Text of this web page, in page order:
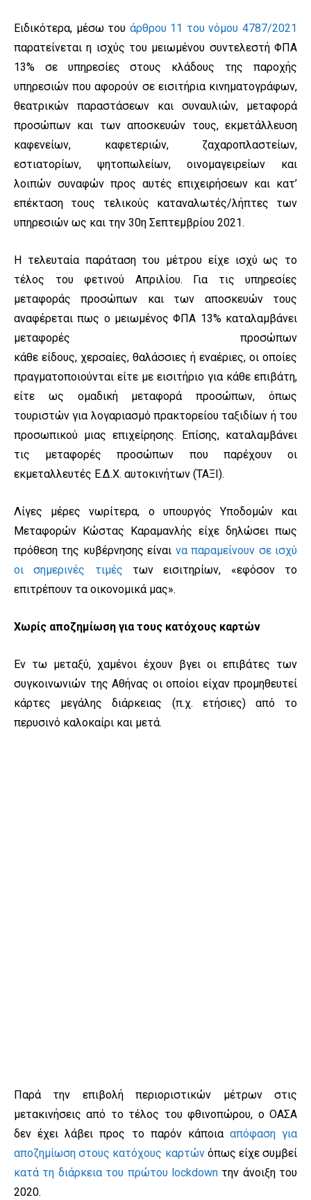
Ειδικότερα, μέσω του άρθρου 11 του νόμου 4787/2021
παρατείνεται η ισχύς του μειωμένου συντελεστή ΦΠΑ
13% σε υπηρεσίες στους κλάδους της παροχής
υπηρεσιών που αφορούν σε εισιτήρια κινηματογράφων,
θεατρικών παραστάσεων και συναυλιών, μεταφορά
προσώπων και των αποσκευών τους, εκμετάλλευση
καφενείων, καφετεριών, ζαχαροπλαστείων,
εστιατορίων, ψητοπωλείων, οινομαγειρείων και
λοιπών συναφών προς αυτές επιχειρήσεων και κατ’
επέκταση τους τελικούς καταναλωτές/λήπτες των
υπηρεσιών ως και την 30η Σεπτεμβρίου 2021.
Η τελευταία παράταση του μέτρου είχε ισχύ ως το
τέλος του φετινού Απριλίου. Για τις υπηρεσίες
μεταφοράς προσώπων και των αποσκευών τους
αναφέρεται πως ο μειωμένος ΦΠΑ 13% καταλαμβάνει
μεταφορές προσώπων
κάθε είδους, χερσαίες, θαλάσσιες ή εναέριες, οι οποίες
πραγματοποιούνται είτε με εισιτήριο για κάθε επιβάτη,
είτε ως ομαδική μεταφορά προσώπων, όπως
τουριστών για λογαριασμό πρακτορείου ταξιδίων ή του
προσωπικού μιας επιχείρησης. Επίσης, καταλαμβάνει
τις μεταφορές προσώπων που παρέχουν οι
εκμεταλλευτές Ε.Δ.Χ. αυτοκινήτων (ΤΑΞΙ).
Λίγες μέρες νωρίτερα, ο υπουργός Υποδομών και
Μεταφορών Κώστας Καραμανλής είχε δηλώσει πως
πρόθεση της κυβέρνησης είναι να παραμείνουν σε ισχύ
οι σημερινές τιμές των εισιτηρίων, «εφόσον το
επιτρέπουν τα οικονομικά μας».
Χωρίς αποζημίωση για τους κατόχους καρτών
Εν τω μεταξύ, χαμένοι έχουν βγει οι επιβάτες των
συγκοινωνιών της Αθήνας οι οποίοι είχαν προμηθευτεί
κάρτες μεγάλης διάρκειας (π.χ. ετήσιες) από το
περυσινό καλοκαίρι και μετά.
Παρά την επιβολή περιοριστικών μέτρων στις
μετακινήσεις από το τέλος του φθινοπώρου, ο ΟΑΣΑ
δεν έχει λάβει προς το παρόν κάποια απόφαση για
αποζημίωση στους κατόχους καρτώνόπως είχε συμβεί
κατά τη διάρκεια του πρώτου lockdownτην άνοιξη του
2020.